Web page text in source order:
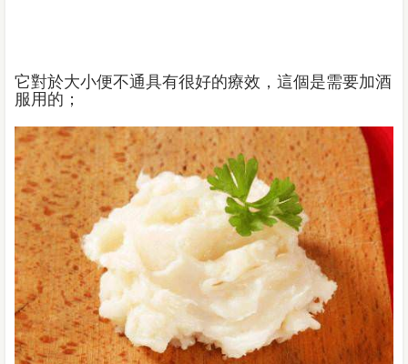
它對於大小便不通具有很好的療效，這個是需要加酒
服用的；